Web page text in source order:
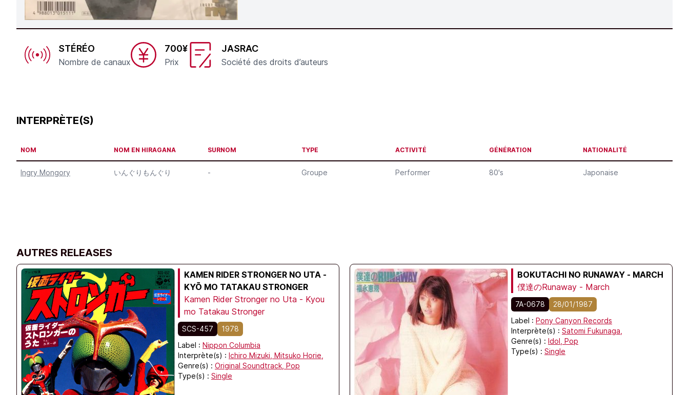
STÉRÉO
Nombre de canaux
700¥
Prix
JASRAC
Société des droits d’auteurs
INTERPRÈTE(S)
NOM NOM EN HIRAGANA SURNOM TYPE ACTIVITÉ GÉNÉRATION NATIONALITÉ
Ingry Mongory いんぐりもんぐり - Groupe Performer 80's Japonaise
AUTRES RELEASES
KAMEN RIDER STRONGER NO UTA -
KYŌ MO TATAKAU STRONGER
Kamen Rider Stronger no Uta - Kyou
mo Tatakau Stronger
SCS-457
1978
Label : Nippon Columbia
Interprète(s) : Ichiro Mizuki, Mitsuko Horie,
Genre(s) : Original Soundtrack, Pop
Type(s) : Single
BOKUTACHI NO RUNAWAY - MARCH
僕達のRunaway - March
7A-0678
28/01/1987
Label : Pony Canyon Records
Interprète(s) : Satomi Fukunaga,
Genre(s) : Idol, Pop
Type(s) : Single